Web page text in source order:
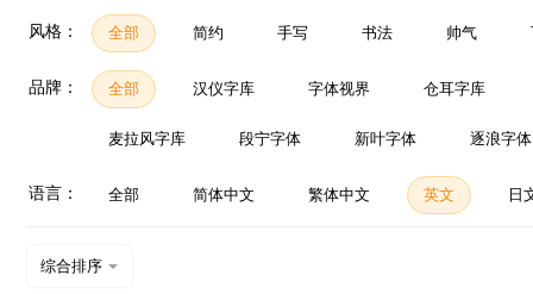
风格： 全部 简约 手写 书法 帅气
品牌： 全部 汉仪字库 字体视界 仓耳字库
麦拉风字库 段宁字体 新叶字体 逐浪字体
语言： 全部 简体中文 繁体中文 英文 日
综合排序